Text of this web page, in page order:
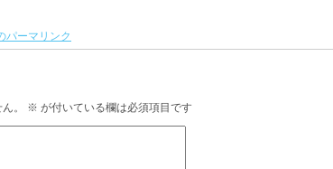
パーマリンク
。 ※ が付いている欄は必須項目です